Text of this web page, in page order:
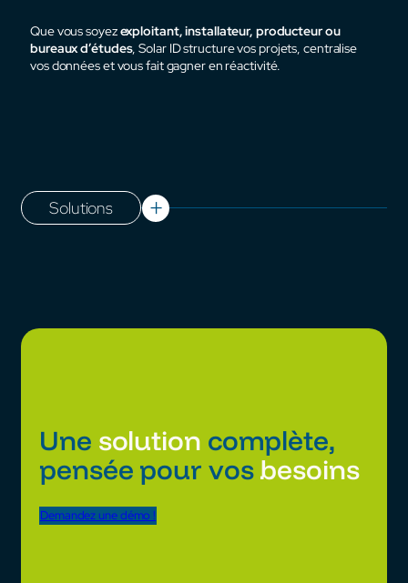
Que vous soyezexploitant, installateur, producteur ou
bureaux d’études, Solar ID structure vos projets, centralise
vos données et vous fait gagner en réactivité.
Solutions
Une solution complète,
pensée pour vosbesoins
Demandez une démo !